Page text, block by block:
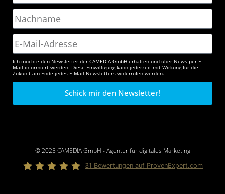
Ich möchte den Newsletter der CAMEDIA GmbH erhalten und über News per E-
Mail informiert werden. Diese Einwilligung kann jederzeit mit Wirkung für die
Zukunft am Ende jedes E-Mail-Newsletters widerrufen werden.
Schick mir den Newsletter!
© 2025 CAMEDIA GmbH - Agentur für digitales Marketing
31 Bewertungen auf ProvenExpert.com